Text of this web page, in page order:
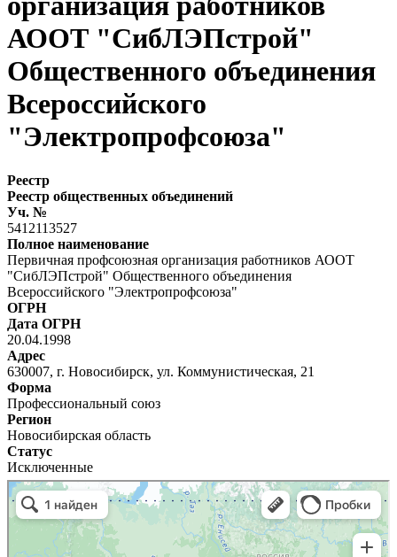
АООТ "СибЛЭПстрой"
Общественного объединения
Всероссийского
"Электропрофсоюза"
Реестр
Реестр общественных объединений
Уч. №
5412113527
Полное наименование
Первичная профсоюзная организация работников АООТ
"СибЛЭПстрой" Общественного объединения
Всероссийского "Электропрофсоюза"
ОГРН
Дата ОГРН
20.04.1998
Адрес
630007, г. Новосибирск, ул. Коммунистическая, 21
Форма
Профессиональный союз
Регион
Новосибирская область
Статус
Исключенные